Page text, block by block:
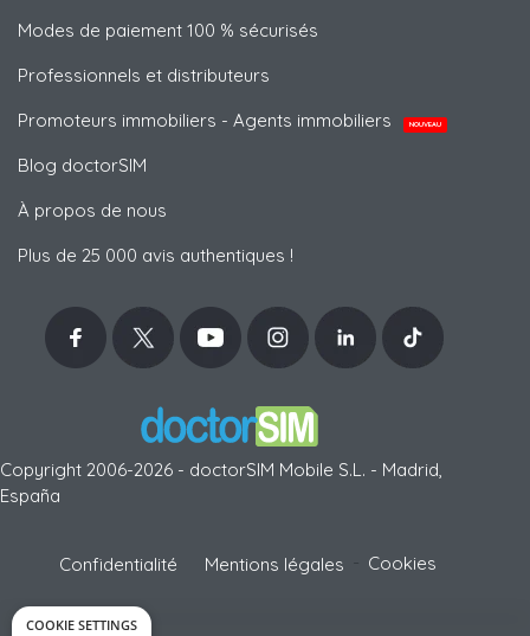
Modes de paiement 100 % sécurisés
Professionnels et distributeurs
Promoteurs immobiliers - Agents immobiliers
NOUVEAU
Blog doctorSIM
À propos de nous
Plus de 25 000 avis authentiques !
Copyright 2006-2026 - doctorSIM Mobile S.L. - Madrid,
España
Confidentialité Mentions légales Cookies
COOKIE SETTINGS